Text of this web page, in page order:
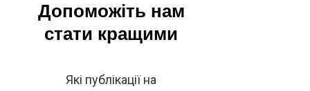
Допоможіть нам
стати кращими
Які публікації на